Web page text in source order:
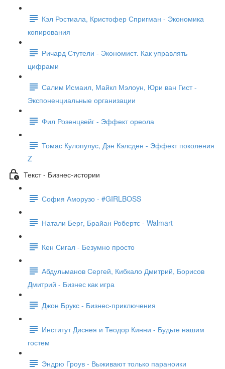
Кэл Ростиала, Кристофер Спригман - Экономика
копирования
Ричард Стутели - Экономист. Как управлять
цифрами
Салим Исмаил, Майкл Мэлоун, Юри ван Гист -
Экспоненциальные организации
Фил Розенцвейг - Эффект ореола
Томас Кулопулус, Дэн Кэлсден - Эффект поколения
Z
Текст - Бизнес-истории
София Аморузо - #GIRLBOSS
Натали Берг, Брайан Робертс - Walmart
Кен Сигал - Безумно просто
Абдульманов Сергей, Кибкало Дмитрий, Борисов
Дмитрий - Бизнес как игра
Джон Брукс - Бизнес-приключения
Институт Диснея и Теодор Кинни - Будьте нашим
гостем
Эндрю Гроув - Выживают только параноики